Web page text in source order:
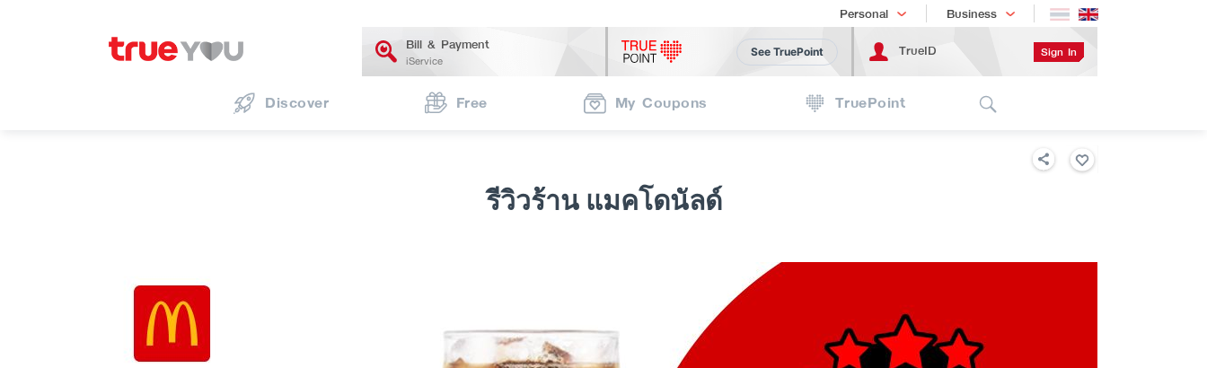
Personal
Shopping Business
เทรนด์เทคโนโลยี
Bill & Payment
iService
See TruePoint TrueID Sign In
Discover Free My Coupons TruePoint
รีวิวร้าน แมคโดนัลด์